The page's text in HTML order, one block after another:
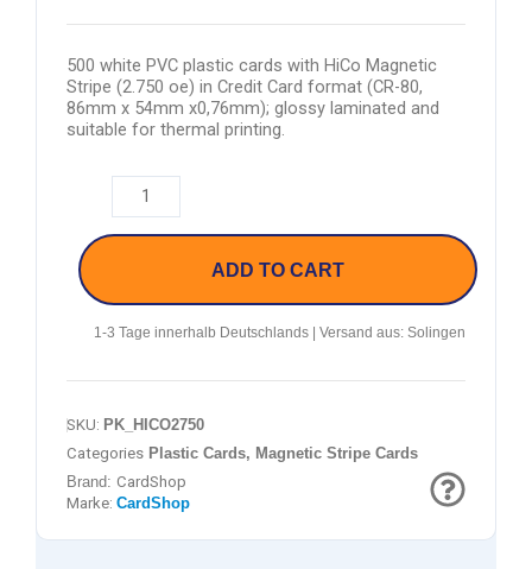
500 white PVC plastic cards with HiCo Magnetic
Stripe (2.750 oe) in Credit Card format (CR-80,
86mm x 54mm x0,76mm); glossy laminated and
suitable for thermal printing.
ADD TO CART
1-3 Tage innerhalb Deutschlands | Versand aus: Solingen
SKU: PK_HICO2750
Categories Plastic Cards, Magnetic Stripe Cards
Brand: CardShop
Marke: CardShop